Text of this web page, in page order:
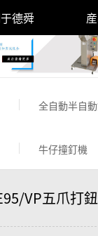
德舜
全自動半自
牛仔撞釘機
VP五爪打